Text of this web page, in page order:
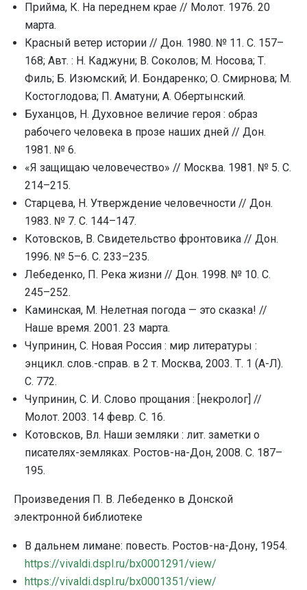
Прийма, К. На переднем крае // Молот. 1976. 20
марта.
Красный ветер истории // Дон. 1980. № 11. С. 157–
168; Авт. : Н. Каджуни; В. Соколов; М. Носова; Т.
Филь; Б. Изюмский; И. Бондаренко; О. Смирнова; М.
Костоглодова; П. Аматуни; А. Обертынский.
Буханцов, Н. Духовное величие героя : образ
рабочего человека в прозе наших дней // Дон.
1981. № 6.
«Я защищаю человечество» // Москва. 1981. № 5. С.
214–215.
Старцева, Н. Утверждение человечности // Дон.
1983. № 7. С. 144–147.
Котовсков, В. Свидетельство фронтовика // Дон.
1996. № 5–6. С. 233–235.
Лебеденко, П. Река жизни // Дон. 1998. № 10. С.
245–252.
Каминская, М. Нелетная погода — это сказка! //
Наше время. 2001. 23 марта.
Чупринин, С. Новая Россия : мир литературы :
энцикл. слов.-справ. в 2 т. Москва, 2003. Т. 1 (А-Л).
С. 772.
Чупринин, С. И. Слово прощания : [некролог] //
Молот. 2003. 14 февр. С. 16.
Котовсков, Вл. Наши земляки : лит. заметки о
писателях-земляках. Ростов-на-Дон, 2008. С. 187–
195.
Произведения П. В. Лебеденко в Донской
электронной библиотеке
В дальнем лимане: повесть. Ростов-на-Дону, 1954.
https://vivaldi.dspl.ru/bx0001291/view/
https://vivaldi.dspl.ru/bx0001351/view/